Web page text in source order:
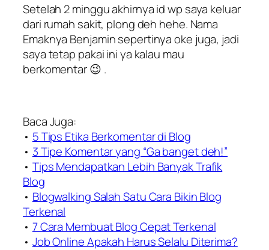
Setelah 2 minggu akhirnya id wp saya keluar
dari rumah sakit, plong deh hehe. Nama
Emaknya Benjamin sepertinya oke juga, jadi
saya tetap pakai ini ya kalau mau
berkomentar 😉 .
Baca Juga:
• 5 Tips Etika Berkomentar di Blog
• 3 Tipe Komentar yang “Ga banget deh!”
• Tips Mendapatkan Lebih Banyak Trafik
Blog
• Blogwalking Salah Satu Cara Bikin Blog
Terkenal
• 7 Cara Membuat Blog Cepat Terkenal
• Job Online Apakah Harus Selalu Diterima?